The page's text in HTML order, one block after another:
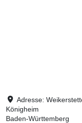
Adresse:
Königheim
Baden-Württemberg